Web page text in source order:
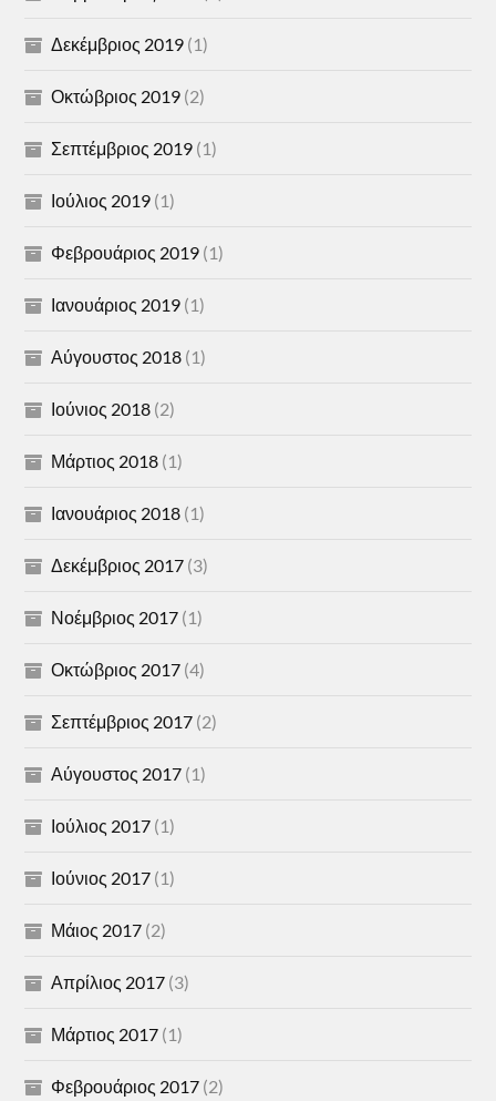
Δεκέμβριος 2019 (1)
Οκτώβριος 2019 (2)
Σεπτέμβριος 2019 (1)
Ιούλιος 2019 (1)
Φεβρουάριος 2019 (1)
Ιανουάριος 2019 (1)
Αύγουστος 2018 (1)
Ιούνιος 2018 (2)
Μάρτιος 2018 (1)
Ιανουάριος 2018 (1)
Δεκέμβριος 2017 (3)
Νοέμβριος 2017 (1)
Οκτώβριος 2017 (4)
Σεπτέμβριος 2017 (2)
Αύγουστος 2017 (1)
Ιούλιος 2017 (1)
Ιούνιος 2017 (1)
Μάιος 2017 (2)
Απρίλιος 2017 (3)
Μάρτιος 2017 (1)
Φεβρουάριος 2017 (2)